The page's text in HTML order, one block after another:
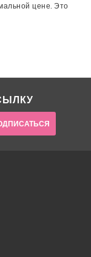
цене. Это